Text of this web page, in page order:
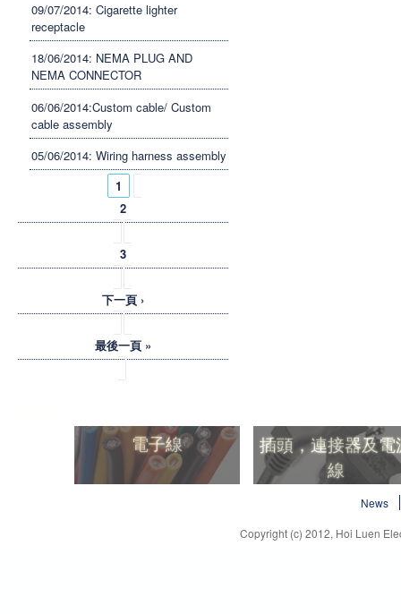
09/07/2014: Cigarette lighter
receptacle
18/06/2014: NEMA PLUG AND
NEMA CONNECTOR
06/06/2014:Custom cable/ Custom
cable assembly
05/06/2014: Wiring harness assembly
1
2
3
下一頁 ›
最後一頁 »
電子線
電子線
插頭，連接器及電
線
插頭，連接器及電
News
Copyright (c) 2012, Hoi Luen